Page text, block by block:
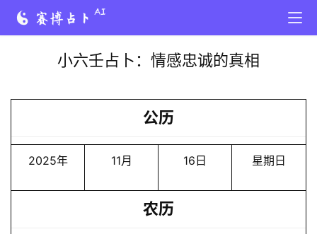
小六壬占卜：情感忠诚的真相
公历
2025年 11月 16日 星期日
农历